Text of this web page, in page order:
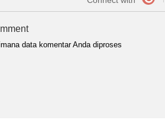
data komentar Anda diproses